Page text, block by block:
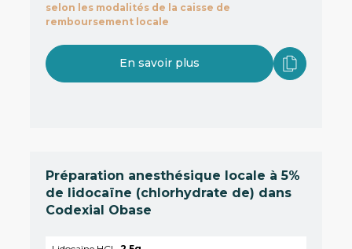
selon les modalités de la caisse de
remboursement locale
En savoir plus
Préparation anesthésique locale à 5%
de lidocaïne (chlorhydrate de) dans
Codexial Obase